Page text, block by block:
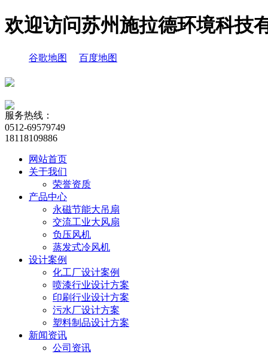
欢迎访问苏州施拉德环境科技
谷歌地图 百度地图
服务热线：
0512-69579749
18118109886
网站首页
关于我们
荣誉资质
产品中心
永磁节能大吊扇
交流工业大风扇
负压风机
蒸发式冷风机
设计案例
化工厂设计案例
喷漆行业设计方案
印刷行业设计方案
污水厂设计方案
塑料制品设计方案
新闻资讯
公司资讯